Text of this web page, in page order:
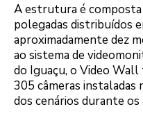
A estrutura é
polegadas distribuídos
aproximadamente dez
ao sistema de
do Iguaçu, o Video Wall
305 câmeras instaladas
dos cenários durante